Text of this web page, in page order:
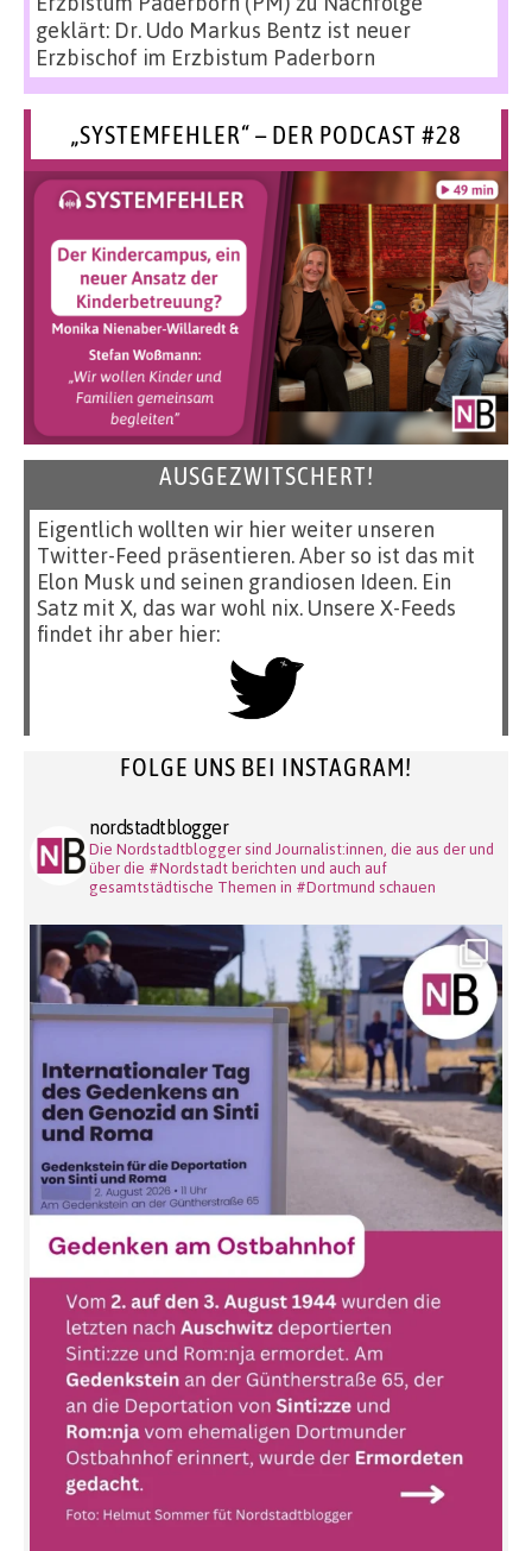
geklärt: Dr. Udo Markus Bentz ist neuer
Erzbischof im Erzbistum Paderborn
„SYSTEMFEHLER“ – DER PODCAST #28
AUSGEZWITSCHERT!
Eigentlich wollten wir hier weiter unseren
Twitter-Feed präsentieren. Aber so ist das mit
Elon Musk und seinen grandiosen Ideen. Ein
Satz mit X, das war wohl nix. Unsere X-Feeds
findet ihr aber hier:
FOLGE UNS BEI INSTAGRAM!
nordstadtblogger
Die Nordstadtblogger sind Journalist:innen, die aus der und
über die #Nordstadt berichten und auch auf
gesamtstädtische Themen in #Dortmund schauen